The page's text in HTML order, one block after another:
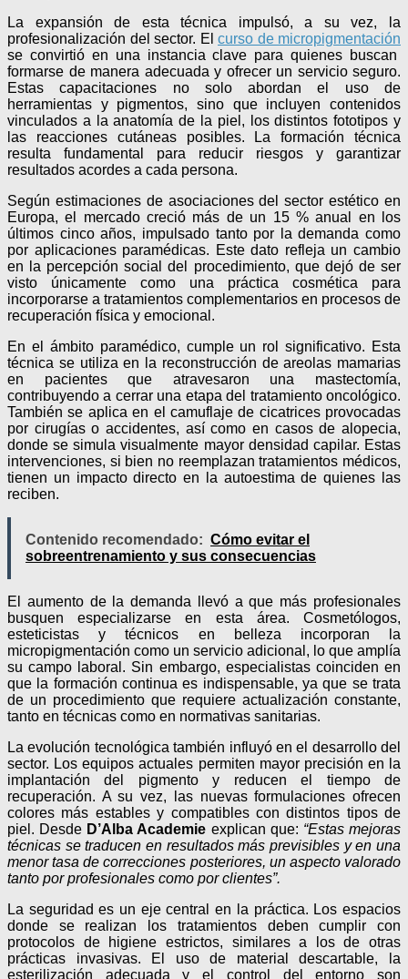
La expansión de esta técnica impulsó, a su vez, la
profesionalización del sector. El curso de micropigmentación
se convirtió en una instancia clave para quienes buscan
formarse de manera adecuada y ofrecer un servicio seguro.
Estas capacitaciones no solo abordan el uso de
herramientas y pigmentos, sino que incluyen contenidos
vinculados a la anatomía de la piel, los distintos fototipos y
las reacciones cutáneas posibles. La formación técnica
resulta fundamental para reducir riesgos y garantizar
resultados acordes a cada persona.
Según estimaciones de asociaciones del sector estético en
Europa, el mercado creció más de un 15 % anual en los
últimos cinco años, impulsado tanto por la demanda como
por aplicaciones paramédicas. Este dato refleja un cambio
en la percepción social del procedimiento, que dejó de ser
visto únicamente como una práctica cosmética para
incorporarse a tratamientos complementarios en procesos de
recuperación física y emocional.
En el ámbito paramédico, cumple un rol significativo. Esta
técnica se utiliza en la reconstrucción de areolas mamarias
en pacientes que atravesaron una mastectomía,
contribuyendo a cerrar una etapa del tratamiento oncológico.
También se aplica en el camuflaje de cicatrices provocadas
por cirugías o accidentes, así como en casos de alopecia,
donde se simula visualmente mayor densidad capilar. Estas
intervenciones, si bien no reemplazan tratamientos médicos,
tienen un impacto directo en la autoestima de quienes las
reciben.
Contenido recomendado: Cómo evitar el
sobreentrenamiento y sus consecuencias
El aumento de la demanda llevó a que más profesionales
busquen especializarse en esta área. Cosmetólogos,
esteticistas y técnicos en belleza incorporan la
micropigmentación como un servicio adicional, lo que amplía
su campo laboral. Sin embargo, especialistas coinciden en
que la formación continua es indispensable, ya que se trata
de un procedimiento que requiere actualización constante,
tanto en técnicas como en normativas sanitarias.
La evolución tecnológica también influyó en el desarrollo del
sector. Los equipos actuales permiten mayor precisión en la
implantación del pigmento y reducen el tiempo de
recuperación. A su vez, las nuevas formulaciones ofrecen
colores más estables y compatibles con distintos tipos de
piel. Desde D’Alba Academie explican que: “Estas mejoras
técnicas se traducen en resultados más previsibles y en una
menor tasa de correcciones posteriores, un aspecto valorado
tanto por profesionales como por clientes”.
La seguridad es un eje central en la práctica. Los espacios
donde se realizan los tratamientos deben cumplir con
protocolos de higiene estrictos, similares a los de otras
prácticas invasivas. El uso de material descartable, la
esterilización adecuada y el control del entorno son